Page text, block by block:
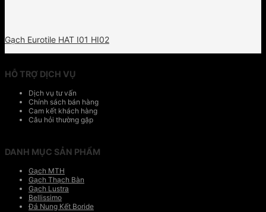
Gạch Eurotile HAT I01 HI02
HỖ TRỢ DỊCH VỤ
Dịch vụ tư vấn
Chính sách bán hàng
Cam kết khách hàng
Câu hỏi thường gặp
DANH MỤC SẢN PHẨM
Gạch MTH
Gạch Thạch Bàn
Gạch Lustra
Bellissimo
Đá Nung Kết Boride